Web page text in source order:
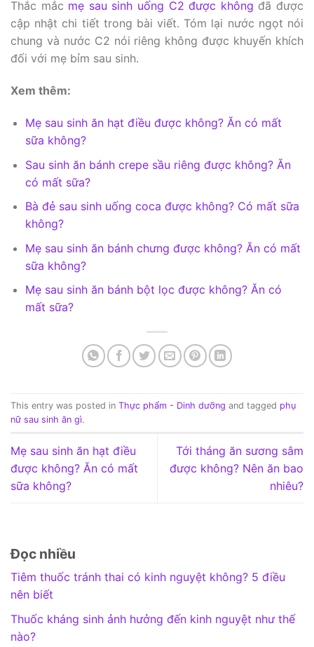
Thắc mắc mẹ sau sinh uống C2 được không đã được
cập nhật chi tiết trong bài viết. Tóm lại nước ngọt nói
chung và nước C2 nói riêng không được khuyến khích
đối với mẹ bỉm sau sinh.
Xem thêm:
Mẹ sau sinh ăn hạt điều được không? Ăn có mất
sữa không?
Sau sinh ăn bánh crepe sầu riêng được không? Ăn
có mất sữa?
Bà đẻ sau sinh uống coca được không? Có mất sữa
không?
Mẹ sau sinh ăn bánh chưng được không? Ăn có mất
sữa không?
Mẹ sau sinh ăn bánh bột lọc được không? Ăn có
mất sữa?
This entry was posted in Thực phẩm - Dinh dưỡng and tagged phụ
nữ sau sinh ăn gì.
Mẹ sau sinh ăn hạt điều
được không? Ăn có mất
sữa không?
Tới tháng ăn sương sâm
được không? Nên ăn bao
nhiêu?
Đọc nhiều
Tiêm thuốc tránh thai có kinh nguyệt không? 5 điều
nên biết
Thuốc kháng sinh ảnh hưởng đến kinh nguyệt như thế
nào?